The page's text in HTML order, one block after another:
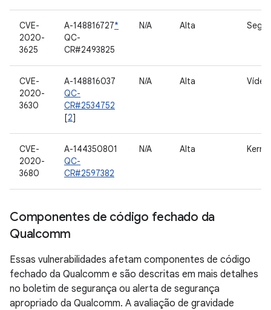
CVE-
2020-
3625
A-148816727*
QC-
CR#2493825
N/A Alta
CVE-
2020-
3630
A-148816037
QC-
CR#2534752
[2]
N/A Alta Vídeo
CVE-
2020-
3680
A-144350801
QC-
CR#2597382
N/A Alta Kernel
Componentes de código fechado da
Qualcomm
Essas vulnerabilidades afetam componentes de código
fechado da Qualcomm e são descritas em mais detalhes
no boletim de segurança ou alerta de segurança
apropriado da Qualcomm. A avaliação de gravidade